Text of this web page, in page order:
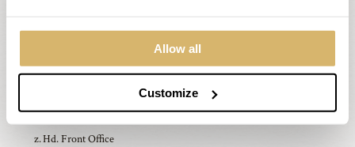
Allow all
Customize
In bestimmten Fällen kann Restaurant BØFF / Parkhotel Horst
Ihrer Anfrage aufgrund gesetzlicher Aufbewahrungspflichten oder
anwaltlicher Schweigepflicht nicht vollständig nachkommen.
Restaurant BØFF / Parkhotel Horst
z. Hd. Front Office